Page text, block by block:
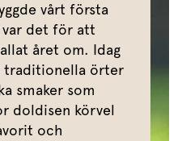
vårt första
var det för att
året om. Idag
traditionella örter
smaker som
doldisen körvel
och